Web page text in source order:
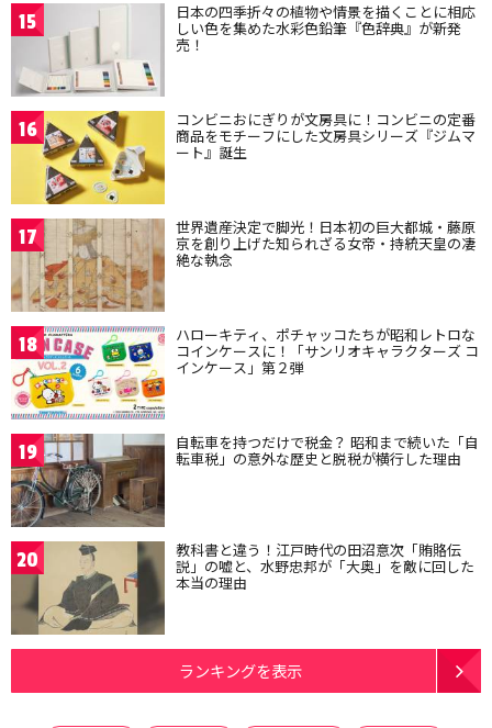
15 日本の四季折々の植物や情景を描くことに相応
しい色を集めた水彩色鉛筆『色辞典』が新発
売！
16 コンビニおにぎりが文房具に！コンビニの定番
商品をモチーフにした文房具シリーズ『ジムマ
ート』誕生
17 世界遺産決定で脚光！日本初の巨大都城・藤原
京を創り上げた知られざる女帝・持統天皇の凄
絶な執念
18 ハローキティ、ポチャッコたちが昭和レトロな
コインケースに！「サンリオキャラクターズ コ
インケース」第２弾
19 自転車を持つだけで税金？ 昭和まで続いた「自
転車税」の意外な歴史と脱税が横行した理由
20 教科書と違う！江戸時代の田沼意次「賄賂伝
説」の嘘と、水野忠邦が「大奥」を敵に回した
本当の理由
ランキングを表示